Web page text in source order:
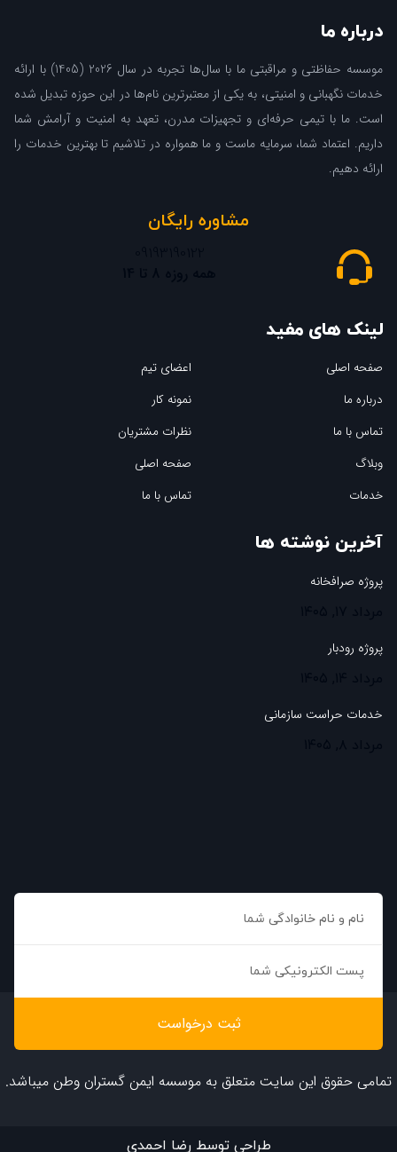
درباره ما
موسسه حفاظتی و مراقبتی ما با سال‌ها تجربه در سال 2026 (1405) با ارائه
خدمات نگهبانی و امنیتی، به یکی از معتبرترین نام‌ها در این حوزه تبدیل شده
است. ما با تیمی حرفه‌ای و تجهیزات مدرن، تعهد به امنیت و آرامش شما
داریم. اعتماد شما، سرمایه ماست و ما همواره در تلاشیم تا بهترین خدمات را
ارائه دهیم.
مشاوره رایگان
لینک های مفید
صفحه اصلی
درباره ما
تماس با ما
وبلاگ
خدمات
اعضای تیم
نمونه کار
نظرات مشتریان
صفحه اصلی
تماس با ما
آخرین نوشته ها
پروژه صرافخانه
پروژه رودبار
خدمات حراست سازمانی
ثبت درخواست
تمامی حقوق این سایت متعلق به موسسه ایمن گستران وطن میباشد.
طراحی توسط رضا احمدی